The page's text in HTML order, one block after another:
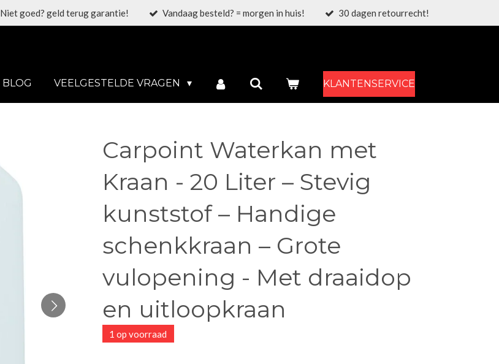
Niet goed? geld terug garantie! Vandaag besteld? = morgen in huis! 30 dagen retourrecht!
BLOG VEELGESTELDE VRAGEN KLANTENSERVICE
Carpoint Waterkan met
Kraan - 20 Liter – Stevig
kunststof – Handige
schenkkraan – Grote
vulopening - Met draaidop
en uitloopkraan
1 op voorraad